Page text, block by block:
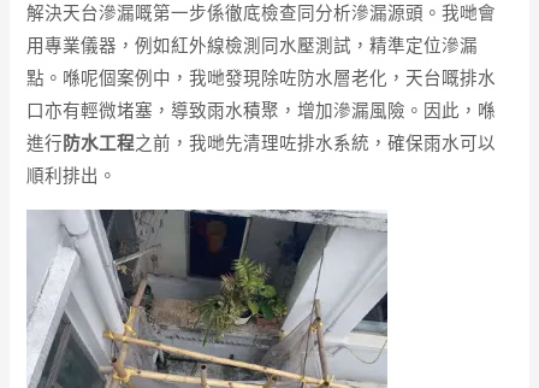
解決天台滲漏嘅第一步係徹底檢查同分析滲漏源頭。我哋會
用專業儀器，例如紅外線檢測同水壓測試，精準定位滲漏
點。喺呢個案例中，我哋發現除咗防水層老化，天台嘅排水
口亦有輕微堵塞，導致雨水積聚，增加滲漏風險。因此，喺
進行防水工程之前，我哋先清理咗排水系統，確保雨水可以
順利排出。